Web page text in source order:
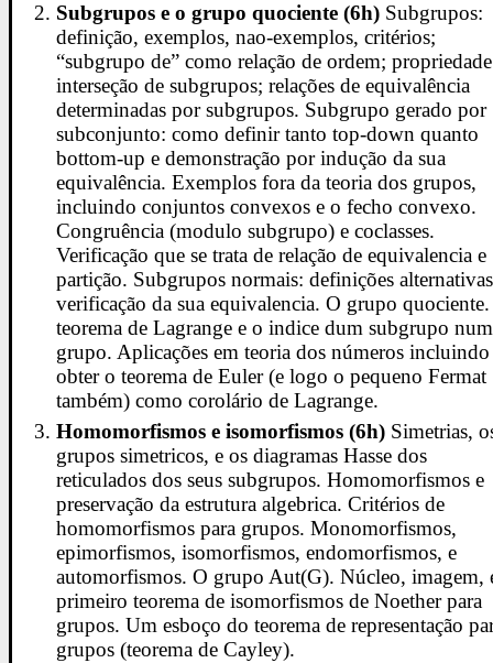
Subgrupos e o grupo quociente (6h) Subgrupos:
definição, exemplos, nao-exemplos, critérios;
“subgrupo de” como relação de ordem;
interseção de subgrupos; relações de equivalência
determinadas por subgrupos. Subgrupo gerado por
subconjunto: como definir tanto top-down quanto
bottom-up e demonstração por indução da sua
equivalência. Exemplos fora da teoria dos grupos,
incluindo conjuntos convexos e o fecho convexo.
Congruência (modulo subgrupo) e coclasses.
Verificação que se trata de relação de equivalencia e
partição. Subgrupos normais: definições
verificação da sua equivalencia. O grupo
teorema de Lagrange e o indice dum subgrupo num
grupo. Aplicações em teoria dos números incluindo
obter o teorema de Euler (e logo o pequeno Fermat
também) como corolário de Lagrange.
Homomorfismos e isomorfismos (6h) Simetrias,
grupos simetricos, e os diagramas Hasse dos
reticulados dos seus subgrupos. Homomorfismos e
preservação da estrutura algebrica. Critérios de
homomorfismos para grupos. Monomorfismos,
epimorfismos, isomorfismos, endomorfismos, e
automorfismos. O grupo Aut(G). Núcleo, imagem,
primeiro teorema de isomorfismos de Noether para
grupos. Um esboço do teorema de representação
grupos (teorema de Cayley).